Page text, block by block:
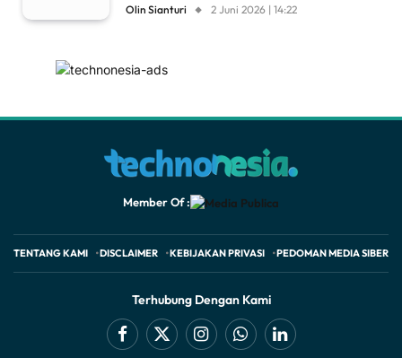
Olin Sianturi 2 Juni 2026 | 14:22
Member Of :
TENTANG KAMI DISCLAIMER KEBIJAKAN PRIVASI PEDOMAN MEDIA SIBER
Terhubung Dengan Kami
Facebook
X InstagramWhatsAppLinkedIn